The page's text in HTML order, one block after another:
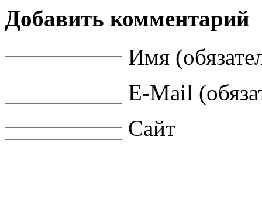
Добавить комментарий
Имя
E-Mail
Сайт